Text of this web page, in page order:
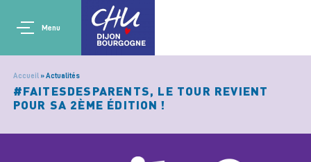
Aller au contenu principal
Main navigation
Menu
Accueil Actualités
#FAITESDESPARENTS, LE TOUR REVIENT
POUR SA 2ÈME ÉDITION !
Panneau de gestion des cookies